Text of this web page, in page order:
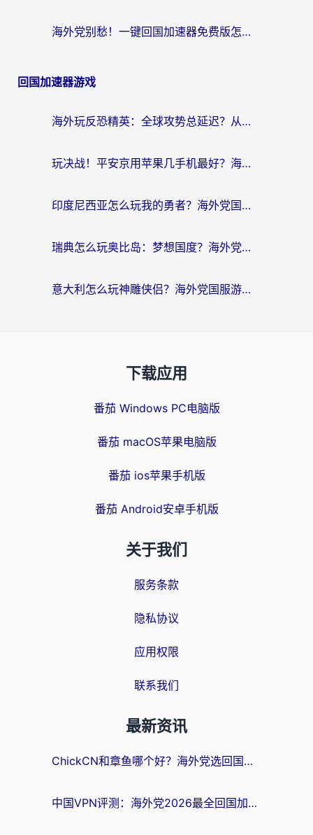
海外党别愁！一键回国加速器免费版怎么选？从踩坑到流畅访问的全攻略
回国加速器游戏
海外玩反恐精英：全球攻势总延迟？从瑞典玩神武4到外国玩黎明觉醒，选对加速器才是关键！
玩决战！平安京用苹果几手机最好？海外党必看的设备+加速器双攻略
印度尼西亚怎么玩我的勇者？海外党国服游戏加速避坑指南（附实况五行师解决方案）
瑞典怎么玩奥比岛：梦想国度？海外党亲测有效的国服游戏加速全攻略
意大利怎么玩神雕侠侣？海外党国服游戏加速终极指南（附欧洲玩王者王国保卫战4不卡技巧）
下载应用
番茄 Windows PC电脑版
番茄 macOS苹果电脑版
番茄 ios苹果手机版
番茄 Android安卓手机版
关于我们
服务条款
隐私协议
应用权限
联系我们
最新资讯
ChickCN和章鱼哪个好？海外党选回国加速器的3个关键维度 + 实用避坑指南
中国VPN评测：海外党2026最全回国加速器选择指南，告别地区限制不踩坑